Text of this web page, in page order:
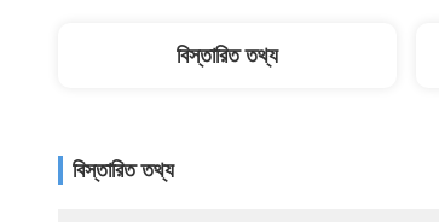
বিস্তারিত তথ্য
বিস্তারিত তথ্য